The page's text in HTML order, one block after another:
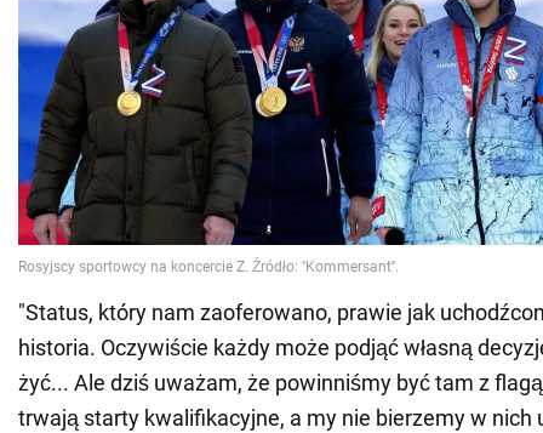
"Status, który nam zaoferowano, prawie jak
historia. Oczywiście każdy może podjąć własną
żyć... Ale dziś uważam, że powinniśmy być tam z
trwają starty kwalifikacyjne, a my nie bierzemy w nich